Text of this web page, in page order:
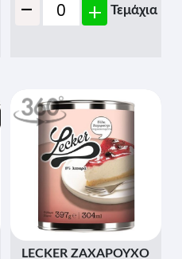
- + Τεμάχια
LECKER ΖΑΧΑΡΟΥΧΟ